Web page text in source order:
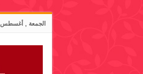
الجمعة , أغسطس 7 2026